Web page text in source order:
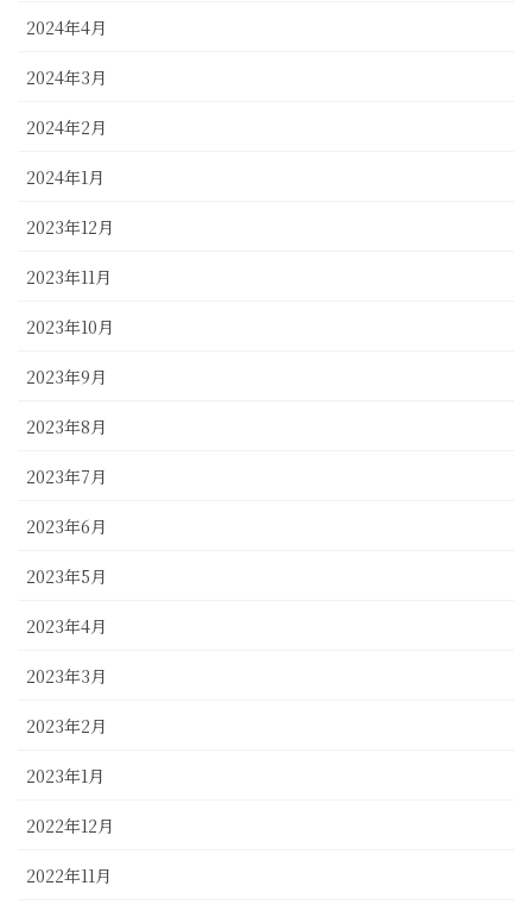
2024年4月
2024年3月
2024年2月
2024年1月
2023年12月
2023年11月
2023年10月
2023年9月
2023年8月
2023年7月
2023年6月
2023年5月
2023年4月
2023年3月
2023年2月
2023年1月
2022年12月
2022年11月